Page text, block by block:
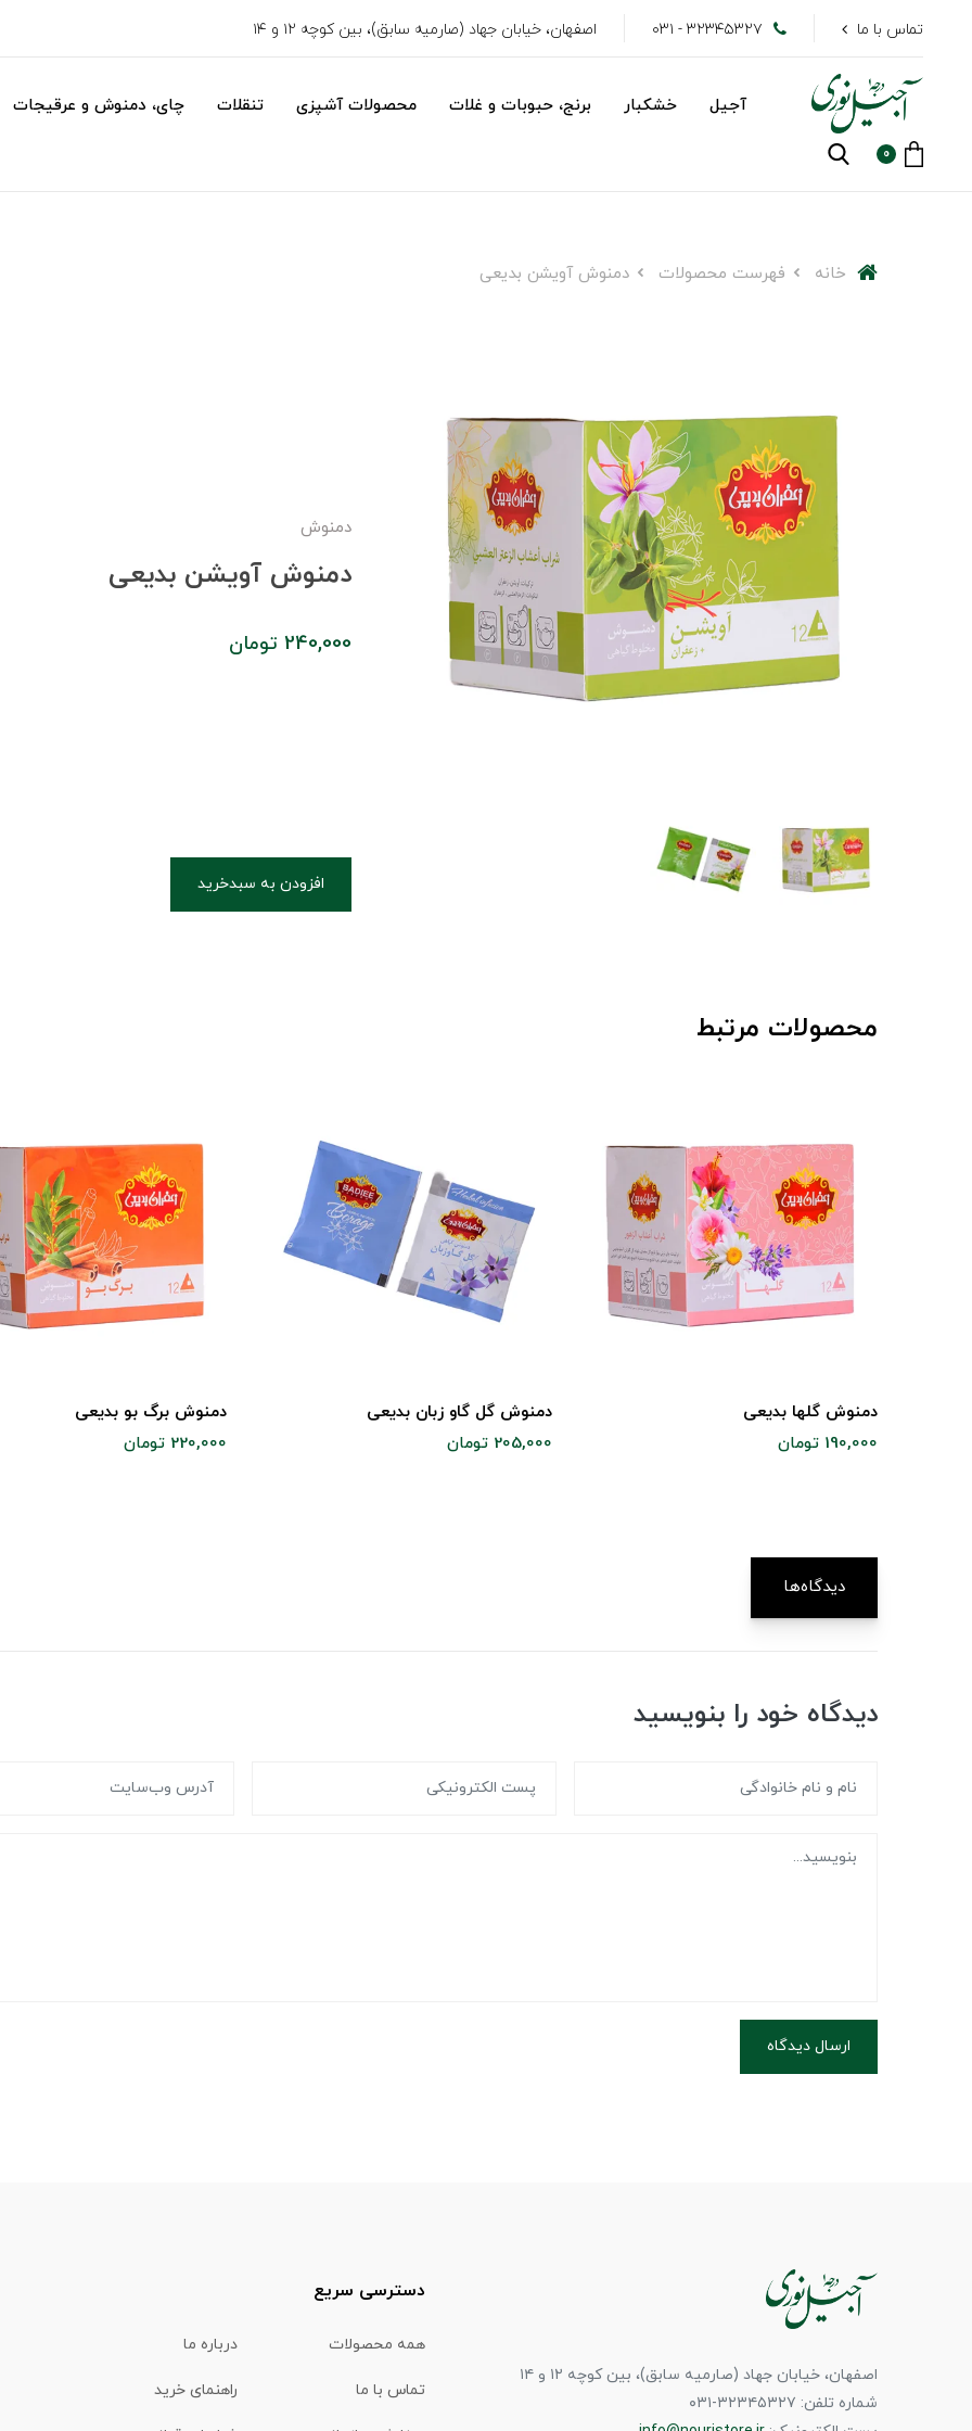
تماس با ما ۳۲۳۴۵۳۲۷ - ۰۳۱ اصفهان، خیابان جهاد (صارمیه سابق)، بین کوچه ۱۲ و ۱۴
آجیل خشکبار برنج، حبوبات و غلات محصولات آشپزی تنقلات چای، دمنوش و عرقیجات
0
خانه فهرست محصولات دمنوش آویشن بدیعی
دمنوش
دمنوش آویشن بدیعی
240,000 تومان
افزودن به سبدخرید
محصولات مرتبط
دمنوش گلها بدیعی
190,000 تومان
دمنوش گل گاو زبان بدیعی
205,000 تومان
دمنوش برگ بو بدیعی
220,000 تومان
دیدگاه‌ها
دیدگاه خود را بنویسید
ارسال دیدگاه
اصفهان، خیابان جهاد (صارمیه سابق)، بین کوچه ۱۲ و ۱۴
شماره تلفن: ۳۲۳۴۵۳۲۷-۰۳۱
دسترسی سریع
همه محصولات درباره ما
تماس با ما راهنمای خرید